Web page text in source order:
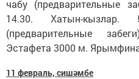
чабу (предварительные
14.30. Хатын-
(предварительные
Эстафета 3000 м.
11 февраль, сишәмбе